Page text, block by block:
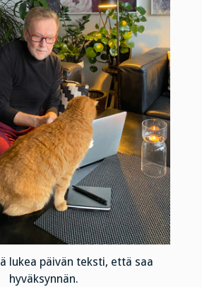
lukea päivän teksti, että saa
hyväksynnän.